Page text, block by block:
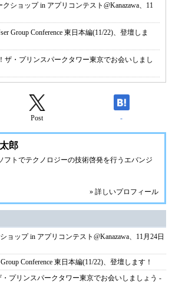
ショップ in アプリコンテスト@Kanazawa、11
Group Conference 東日本編(11/22)、登壇しま
ザ・プリンスパークタワー東京でお会いしまし
Post -
郎
フトでテクノロジーの技術啓発を行うエバンジ
» 詳しいプロフィール
ョップ in アプリコンテスト@Kanazawa、11月24日
Conference 東日本編(11/22)、登壇します！
・プリンスパークタワー東京でお会いしましょう -